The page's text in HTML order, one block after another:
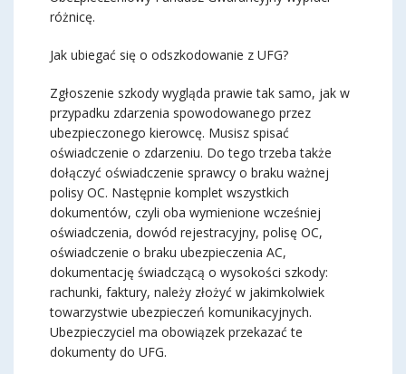
różnicę.
Jak ubiegać się o odszkodowanie z UFG?
Zgłoszenie szkody wygląda prawie tak samo, jak w
przypadku zdarzenia spowodowanego przez
ubezpieczonego kierowcę. Musisz spisać
oświadczenie o zdarzeniu. Do tego trzeba także
dołączyć oświadczenie sprawcy o braku ważnej
polisy OC. Następnie komplet wszystkich
dokumentów, czyli oba wymienione wcześniej
oświadczenia, dowód rejestracyjny, polisę OC,
oświadczenie o braku ubezpieczenia AC,
dokumentację świadczącą o wysokości szkody:
rachunki, faktury, należy złożyć w jakimkolwiek
towarzystwie ubezpieczeń komunikacyjnych.
Ubezpieczyciel ma obowiązek przekazać te
dokumenty do UFG.